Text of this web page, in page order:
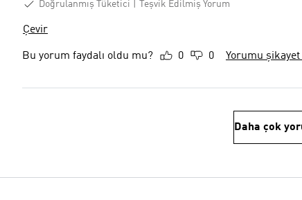
Doğrulanmış Tüketici
Teşvik Edilmiş Yorum
Çevir
Bu yorum faydalı oldu mu? 0 0 Yorumu şikayet
Daha çok